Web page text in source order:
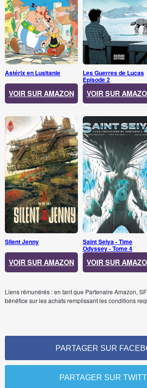
Astérix en Lusitanie
VOIR SUR AMAZON
Les Guerres de Lucas
Episode 2
VOIR SUR
Silent Jenny
VOIR SUR AMAZON
Saint Seiya - Time
Odyssey - Tome 4
VOIR SUR
Liens rémunérés : en tant que Partenaire Amazon,
bénéfice sur les achats remplissant les conditions
PARTAGER SUR
PARTAGER SUR